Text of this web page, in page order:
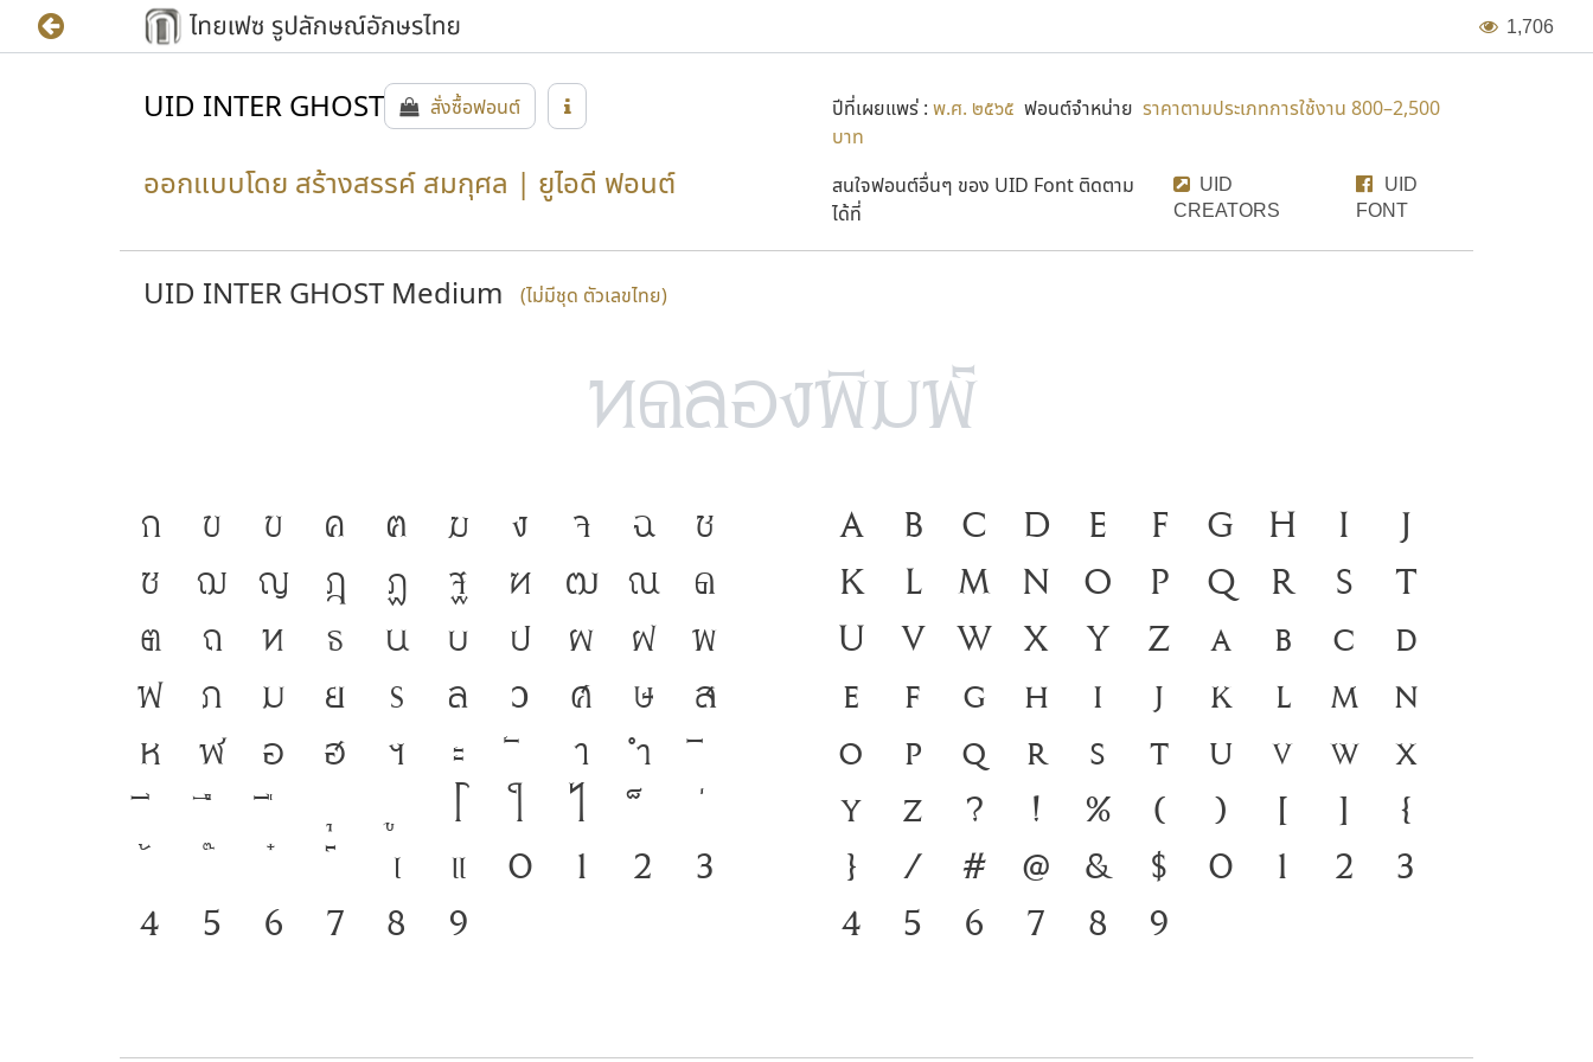
1,706
UID INTER GHOST สั่งซื้อฟอนต์ ปีที่เผยแพร่ : พ.ศ. ๒๕๖๕ ฟอนต์จำหน่าย ราคาตามประเภทการใช้งาน 800–2,500
บาท
ออกแบบโดย สร้างสรรค์ สมกุศล | ยูไอดี ฟอนต์
สนใจฟอนต์อื่นๆ ของ UID Font ติดตาม
ได้ที่
UID
CREATORS
UID
FONT
UID INTER GHOST Medium (ไม่มีชุด ตัวเลขไทย)
ก ข ฃ ค ฅ ฆ ง จ ฉ ช
ซ ฌ ญ ฎ ฏ ฐ ฑ ฒ ณ ด
ต ถ ท ธ น บ ป ผ ฝ พ
ฟ ภ ม ย ร ล ว ศ ษ ส
ห ฬ อ ฮ ฯ ะ า ำ
โ ใ ไ
เ แ ๐ ๑ ๒ ๓
๔ ๕ ๖ ๗ ๘ ๙
A B C D E F G H I J
K L M N O P Q R S T
U V W X Y Z a b c d
e f g h i j k l m n
o p q r s t u v w x
y z ? ! % ( ) ] {
} / # @ & $ 0 1 2 3
4 5 6 7 8 9
ภาษา คือ เครื่องมือสำคัญที่ทำให้ความเป็นชาติ
ดำรงอยู่ได้ ภาษา คือ สะพานเชื่อมตัวตนของ
ชนชาติ จากอดีตสู่ปัจจุบัน ตัวพิมพ์ คือ เครื่อง
มือสำคัญที่ทำให้ภาษาดำรงอยู่ได้ แบบตัวพิมพ์
ที่พัฒนาทันกระแสการเปลี่ยนแปลง คือ
โครงสร้างแกร่งของสะพานที่เชื่อมตัวตนของ
ชาติ จากปัจจุบันสู่อนาคต